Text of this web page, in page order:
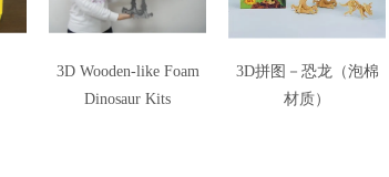
3D Wooden-like Foam
Dinosaur Kits
3D拼图－恐龙（泡棉
材质）